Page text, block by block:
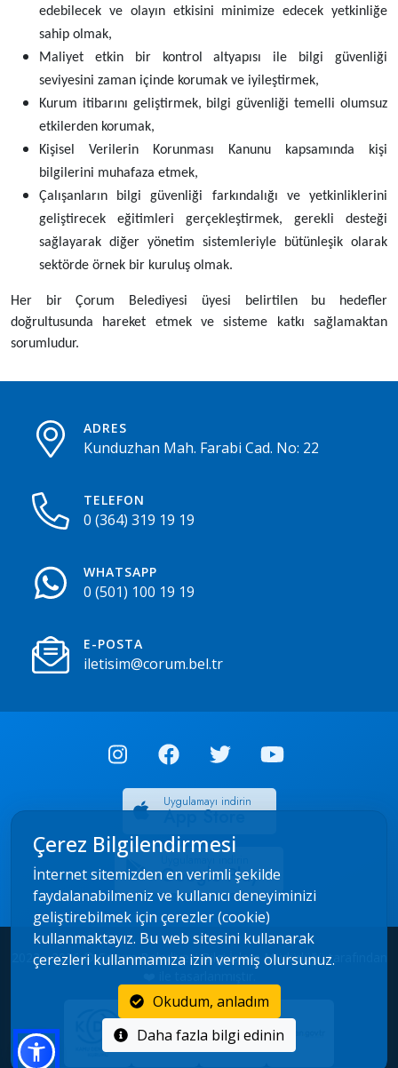
edebilecek ve olayın etkisini minimize edecek yetkinliğe
sahip olmak,
Maliyet etkin bir kontrol altyapısı ile bilgi güvenliği
seviyesini zaman içinde korumak ve iyileştirmek,
Kurum itibarını geliştirmek, bilgi güvenliği temelli olumsuz
etkilerden korumak,
Kişisel Verilerin Korunması Kanunu kapsamında kişi
bilgilerini muhafaza etmek,
Çalışanların bilgi güvenliği farkındalığı ve yetkinliklerini
geliştirecek eğitimleri gerçekleştirmek, gerekli desteği
sağlayarak diğer yönetim sistemleriyle bütünleşik olarak
sektörde örnek bir kuruluş olmak.
Her bir Çorum Belediyesi üyesi belirtilen bu hedefler
doğrultusunda hareket etmek ve sisteme katkı sağlamaktan
sorumludur.
ADRES
Kunduzhan Mah. Farabi Cad. No: 22
TELEFON
0 (364) 319 19 19
WHATSAPP
0 (501) 100 19 19
E-POSTA
iletisim@corum.bel.tr
Uygulamayı indirin
App Store
Google Play
2022 - 2026 © Çorum Belediyesi Bilgi İşlem Müdürlüğü tarafından
Çerez Bilgilendirmesi
İnternet sitemizden en verimli şekilde
faydalanabilmeniz ve kullanıcı deneyiminizi
geliştirebilmek için çerezler (cookie)
kullanmaktayız. Bu web sitesini kullanarak
çerezleri kullanmamıza izin vermiş olursunuz.
Okudum, anladım
Daha fazla bilgi edinin